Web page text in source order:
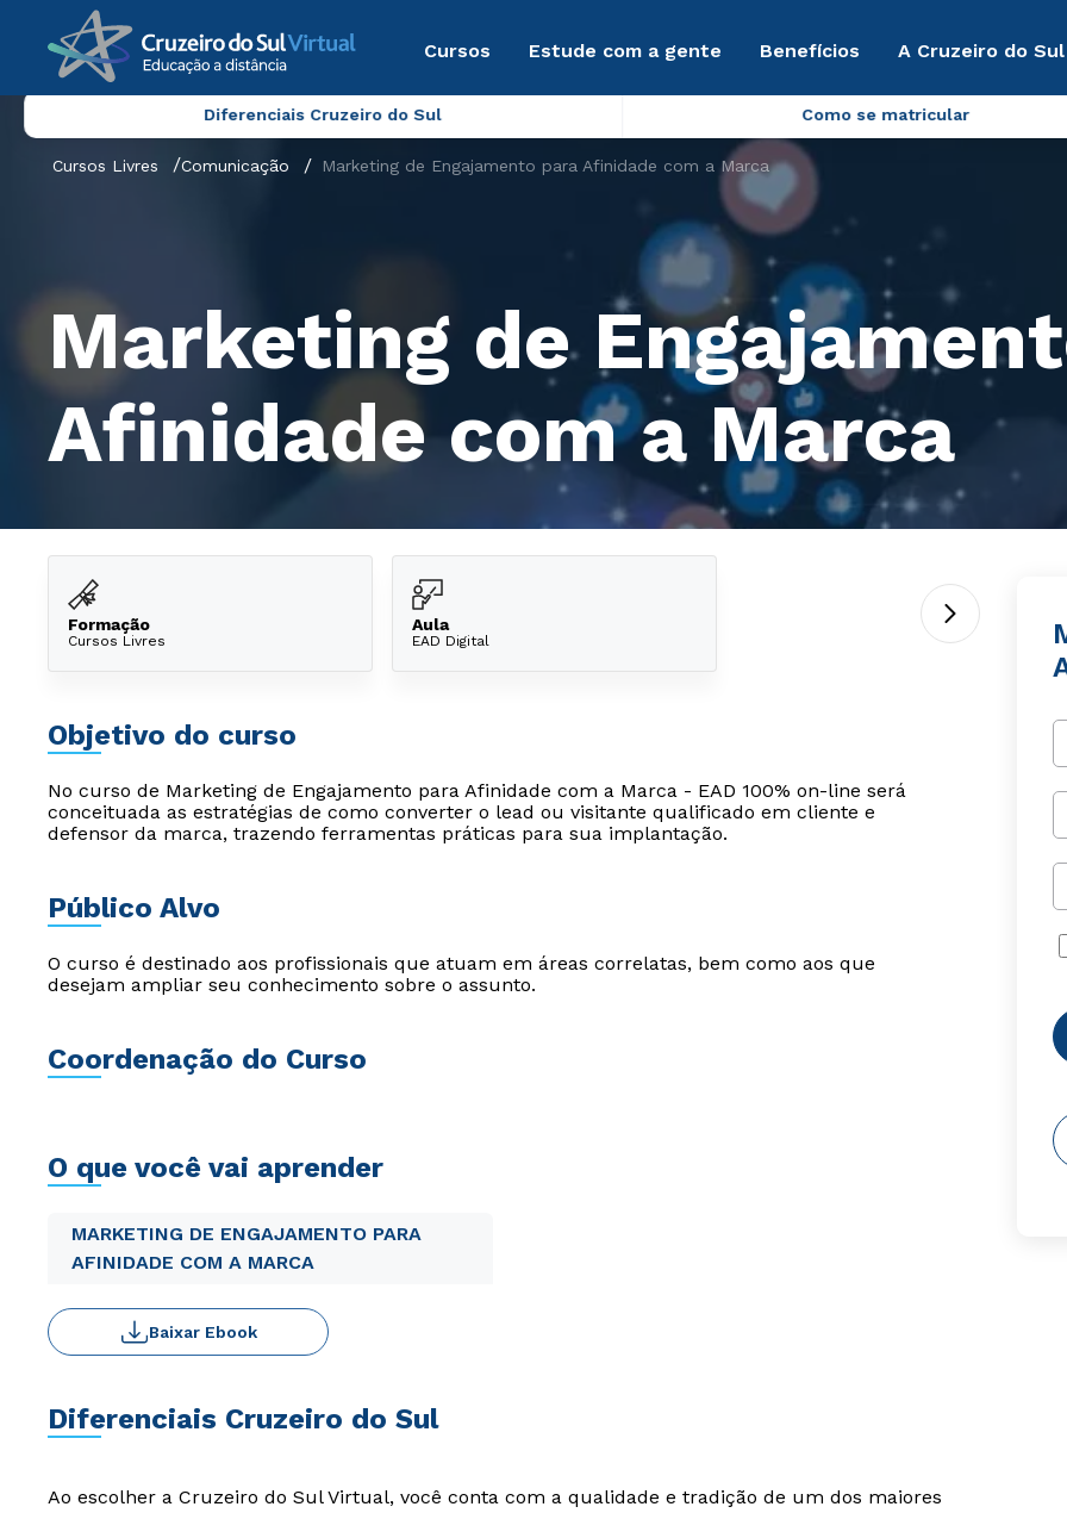
Cursos Estude com a gente Benefícios A Cruzeiro do
Diferenciais Cruzeiro do Sul Como se matricular
Cursos Livres Comunicação Marketing de Engajamento para Afinidade com a Marca
Marketing de
Afinidade com a Marca
Formação
Cursos Livres
Aula
EAD Digital
Objetivo do curso
No curso de Marketing de Engajamento para Afinidade com a Marca - EAD 100% on-line será
conceituada as estratégias de como converter o lead ou visitante qualificado em cliente e
defensor da marca, trazendo ferramentas práticas para sua implantação.
Público Alvo
O curso é destinado aos profissionais que atuam em áreas correlatas, bem como aos que
desejam ampliar seu conhecimento sobre o assunto.
Coordenação do Curso
O que você vai aprender
MARKETING DE ENGAJAMENTO PARA
AFINIDADE COM A MARCA
Baixar Ebook
Diferenciais Cruzeiro do Sul
Ao escolher a Cruzeiro do Sul Virtual, você conta com a qualidade e tradição de um dos maiores